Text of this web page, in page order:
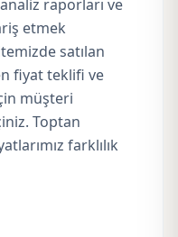
raporları ve
etmek
satılan
fiyat teklifi ve
müşteri
Toptan
farklılık